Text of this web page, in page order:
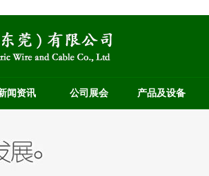
闻资讯 公司展会 产品及设备